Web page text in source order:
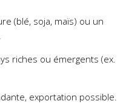
(blé, soja, maïs) ou un
riches ou émergents (ex.
exportation possible.